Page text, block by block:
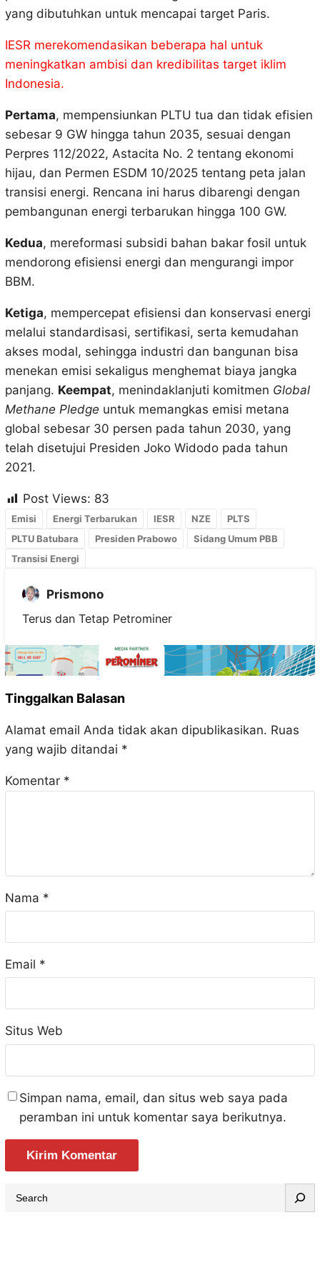
yang dibutuhkan untuk mencapai target Paris.
IESR merekomendasikan beberapa hal untuk
meningkatkan ambisi dan kredibilitas target iklim
Indonesia.
Pertama, mempensiunkan PLTU tua dan tidak efisien
sebesar 9 GW hingga tahun 2035, sesuai dengan
Perpres 112/2022, Astacita No. 2 tentang ekonomi
hijau, dan Permen ESDM 10/2025 tentang peta jalan
transisi energi. Rencana ini harus dibarengi dengan
pembangunan energi terbarukan hingga 100 GW.
Kedua, mereformasi subsidi bahan bakar fosil untuk
mendorong efisiensi energi dan mengurangi impor
BBM.
Ketiga, mempercepat efisiensi dan konservasi energi
melalui standardisasi, sertifikasi, serta kemudahan
akses modal, sehingga industri dan bangunan bisa
menekan emisi sekaligus menghemat biaya jangka
panjang. Keempat, menindaklanjuti komitmen Global
Methane Pledge untuk memangkas emisi metana
global sebesar 30 persen pada tahun 2030, yang
telah disetujui Presiden Joko Widodo pada tahun
2021.
Post Views: 83
Emisi Energi Terbarukan IESR NZE
PLTS
PLTU Batubara
Presiden Prabowo
Sidang Umum PBB
Transisi Energi
Prismono
Terus dan Tetap Petrominer
Tinggalkan Balasan
Alamat email Anda tidak akan dipublikasikan. Ruas
yang wajib ditandai *
Komentar *
Nama *
Email *
Situs Web
Simpan nama, email, dan situs web saya pada
peramban ini untuk komentar saya berikutnya.